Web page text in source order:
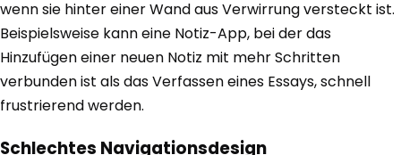
wenn sie hinter einer Wand aus Verwirrung versteckt ist.
Beispielsweise kann eine Notiz-App, bei der das
Hinzufügen einer neuen Notiz mit mehr Schritten
verbunden ist als das Verfassen eines Essays, schnell
frustrierend werden.
Schlechtes Navigationsdesign